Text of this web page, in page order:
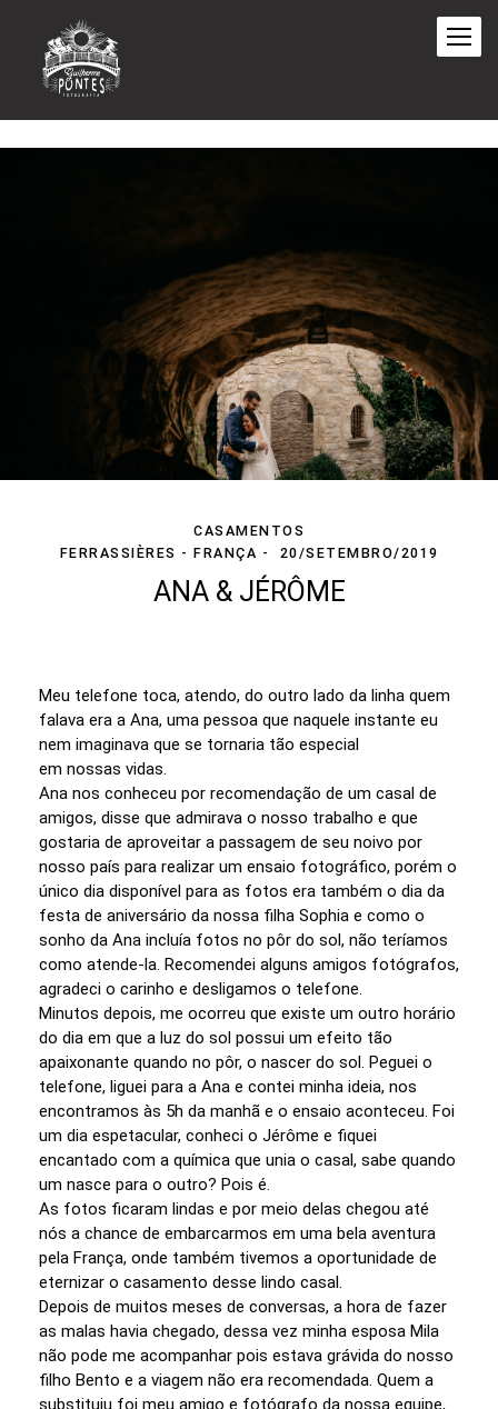
CASAMENTOS
FERRASSIÈRES - FRANÇA
20/SETEMBRO/2019
ANA & JÉRÔME
Meu telefone toca, atendo, do outro lado da linha quem
falava era a Ana, uma pessoa que naquele instante eu
nem imaginava que se tornaria tão especial
em nossas vidas.
Ana nos conheceu por recomendação de um casal de
amigos, disse que admirava o nosso trabalho e que
gostaria de aproveitar a passagem de seu noivo por
nosso país para realizar um ensaio fotográfico, porém o
único dia disponível para as fotos era também o dia da
festa de aniversário da nossa filha Sophia e como o
sonho da Ana incluía fotos no pôr do sol, não teríamos
como atende-la. Recomendei alguns amigos fotógrafos,
agradeci o carinho e desligamos o telefone.
Minutos depois, me ocorreu que existe um outro horário
do dia em que a luz do sol possui um efeito tão
apaixonante quando no pôr, o nascer do sol. Peguei o
telefone, liguei para a Ana e contei minha ideia, nos
encontramos às 5h da manhã e o ensaio aconteceu. Foi
um dia espetacular, conheci o Jérôme e fiquei
encantado com a química que unia o casal, sabe quando
um nasce para o outro? Pois é.
As fotos ficaram lindas e por meio delas chegou até
nós a chance de embarcarmos em uma bela aventura
pela França, onde também tivemos a oportunidade de
eternizar o casamento desse lindo casal.
Depois de muitos meses de conversas, a hora de fazer
as malas havia chegado, dessa vez minha esposa Mila
não pode me acompanhar pois estava grávida do nosso
filho Bento e a viagem não era recomendada. Quem a
substituiu foi meu amigo e fotógrafo da nossa equipe,